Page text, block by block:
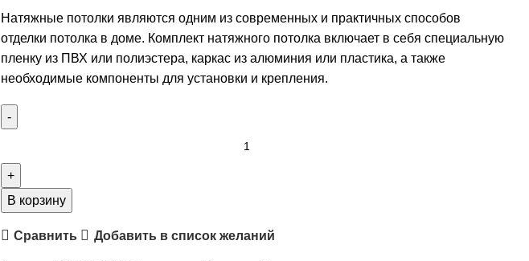
составляла
5640,00 ₽.
4340,00 ₽.
Натяжные потолки являются одним из современных и практичных способов
отделки потолка в доме. Комплект натяжного потолка включает в себя специальную
пленку из ПВХ или полиэстера, каркас из алюминия или пластика, а также
необходимые компоненты для установки и крепления.
Комплект
натяжного
“Своими
В корзину
Сравнить Добавить в список желаний